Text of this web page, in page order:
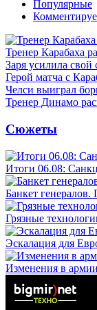
Популярные
Тренер Карабаха
Заря усилила свой
Герой матча с
Челси выиграл
Тренер Динамо
Сюжеты
Итоги 06.08:
Банкет
Грязные
Эскалация для
Изменения в